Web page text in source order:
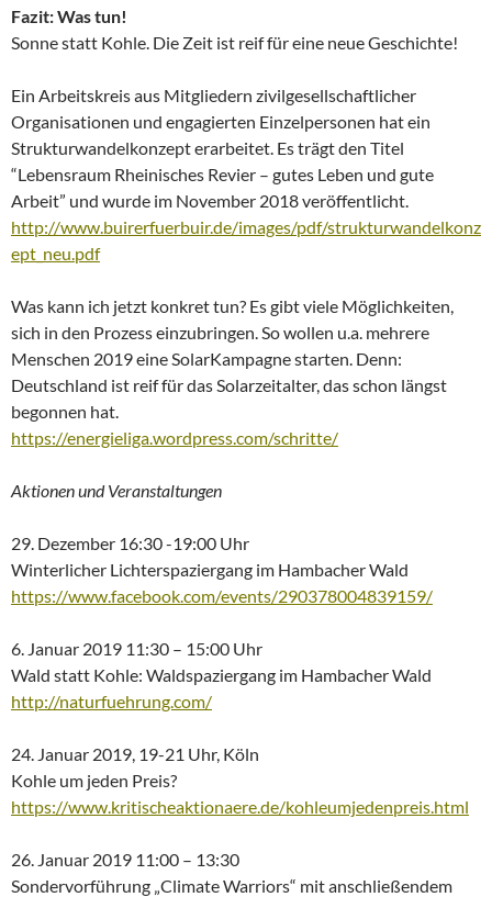
Fazit: Was tun!
Sonne statt Kohle. Die Zeit ist reif für eine neue Geschichte!
Ein Arbeitskreis aus Mitgliedern zivilgesellschaftlicher
Organisationen und engagierten Einzelpersonen hat ein
Strukturwandelkonzept erarbeitet. Es trägt den Titel
“Lebensraum Rheinisches Revier – gutes Leben und gute
Arbeit” und wurde im November 2018 veröffentlicht.
http://www.buirerfuerbuir.de/images/pdf/strukturwandelkonz
ept_neu.pdf
Was kann ich jetzt konkret tun? Es gibt viele Möglichkeiten,
sich in den Prozess einzubringen. So wollen u.a. mehrere
Menschen 2019 eine SolarKampagne starten. Denn:
Deutschland ist reif für das Solarzeitalter, das schon längst
begonnen hat.
https://energieliga.wordpress.com/schritte/
Aktionen und Veranstaltungen
29. Dezember 16:30 -19:00 Uhr
Winterlicher Lichterspaziergang im Hambacher Wald
https://www.facebook.com/events/290378004839159/
6. Januar 2019 11:30 – 15:00 Uhr
Wald statt Kohle: Waldspaziergang im Hambacher Wald
http://naturfuehrung.com/
24. Januar 2019, 19-21 Uhr, Köln
Kohle um jeden Preis?
https://www.kritischeaktionaere.de/kohleumjedenpreis.html
26. Januar 2019 11:00 – 13:30
Sondervorführung „Climate Warriors“ mit anschließendem